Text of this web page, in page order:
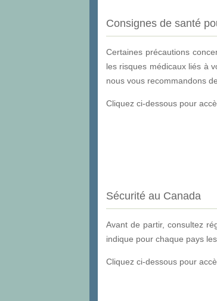
Consignes de santé
Certaines précautions
les risques médicaux liés à
nous vous recommandons
Cliquez ci-dessous pour
Sécurité au Canada
Avant de partir, consultez
indique pour chaque pays
Cliquez ci-dessous pour